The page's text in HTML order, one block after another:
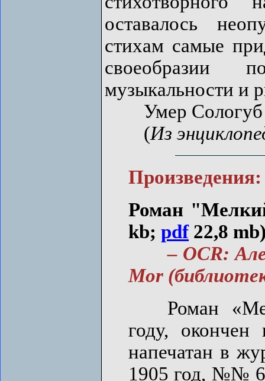
оставалось
стихам самые
своеобразии
музыкальности и
Умер Сологуб в
(Из
Произведения:
Роман
kb; pdf22,8
– OCR:
Mor
Роман
году,
напечатан в
1905 год, №№